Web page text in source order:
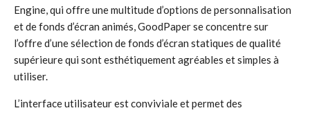
Engine, qui offre une multitude d’options de personnalisation
et de fonds d’écran animés, GoodPaper se concentre sur
l’offre d’une sélection de fonds d’écran statiques de qualité
supérieure qui sont esthétiquement agréables et simples à
utiliser.
L’interface utilisateur est conviviale et permet des